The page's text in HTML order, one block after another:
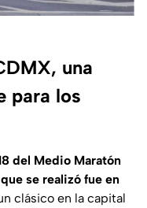
una
para los
del Medio Maratón
se realizó fue en
clásico en la capital